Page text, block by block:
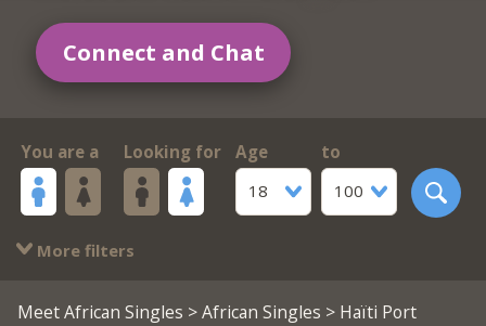
Connect and Chat
You are a Looking for
Age
18
to
100
More filters
Meet African Singles >African Singles > Haïti Port